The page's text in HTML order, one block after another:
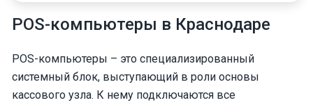
POS-компьютеры в Краснодаре
POS-компьютеры – это специализированный
системный блок, выступающий в роли основы
кассового узла. К нему подключаются все